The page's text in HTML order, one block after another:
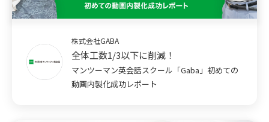
株式会社GABA
全体工数1/3以下に削減！
マンツーマン英会話スクール「Gaba」初めての
動画内製化成功レポート